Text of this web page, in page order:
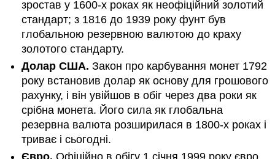
зростав у 1600-х роках як неофіційний золотий
стандарт; з 1816 до 1939 року фунт був
глобальною резервною валютою до краху
золотого стандарту.
Долар США.Закон про карбування монет 1792
року встановив долар як основу для грошового
рахунку, і він увійшов в обіг через два роки як
срібна монета. Його сила як глобальна
резервна валюта розширилася в 1800-х роках і
триває і сьогодні.